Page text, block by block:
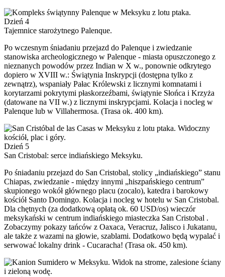
Dzień 4
Tajemnice starożytnego Palenque.
Po wczesnym śniadaniu przejazd do Palenque i zwiedzanie
stanowiska archeologicznego w Palenque - miasta opuszczonego z
nieznanych powodów przez Indian w X w., ponownie odkrytego
dopiero w XVIII w.: Świątynia Inskrypcji (dostępna tylko z
zewnątrz), wspaniały Pałac Królewski z licznymi komnatami i
korytarzami pokrytymi płaskorzeźbami, świątynie Słońca i Krzyża
(datowane na VII w.) z licznymi inskrypcjami. Kolacja i nocleg w
Palenque lub w Villahermosa. (Trasa ok. 400 km).
Dzień 5
San Cristobal: serce indiańskiego Meksyku.
Po śniadaniu przejazd do San Cristobal, stolicy „indiańskiego” stanu
Chiapas, zwiedzanie - między innymi „hiszpańskiego centrum”
skupionego wokół głównego placu (zocalo), katedra i barokowy
kościół Santo Domingo. Kolacja i nocleg w hotelu w San Cristobal.
Dla chętnych (za dodatkową opłatą ok. 60 USD/os) wieczór
meksykański w centrum indiańskiego miasteczka San Cristobal .
Zobaczymy pokazy tańców z Oaxaca, Veracruz, Jalisco i Jukatanu,
ale także z wazami na głowie, szablami. Dodatkowo będą wypalać i
serwować lokalny drink - Cucaracha! (Trasa ok. 450 km).